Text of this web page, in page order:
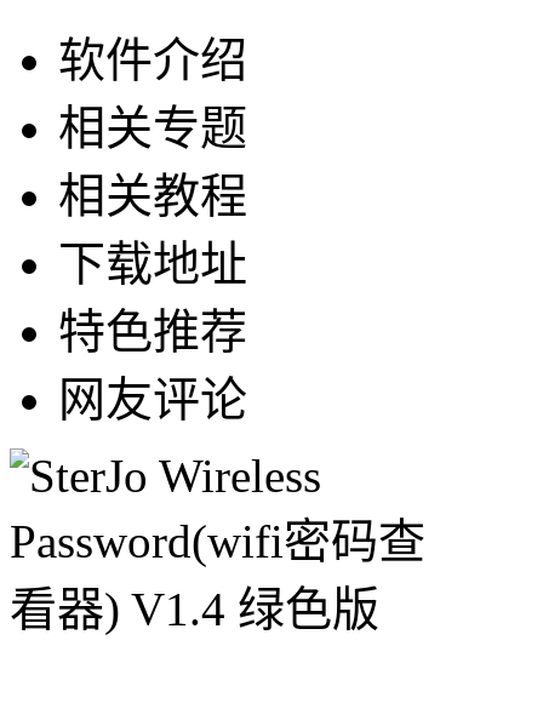
软件介绍
相关专题
相关教程
下载地址
特色推荐
网友评论